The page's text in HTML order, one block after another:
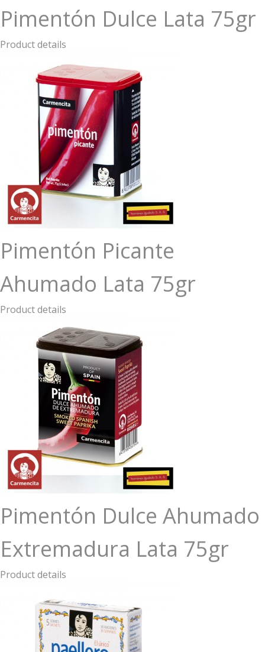
Pimentón Dulce Lata 75gr
Product details
Pimentón Picante
Ahumado Lata 75gr
Product details
Pimentón Dulce Ahumado
Extremadura Lata 75gr
Product details